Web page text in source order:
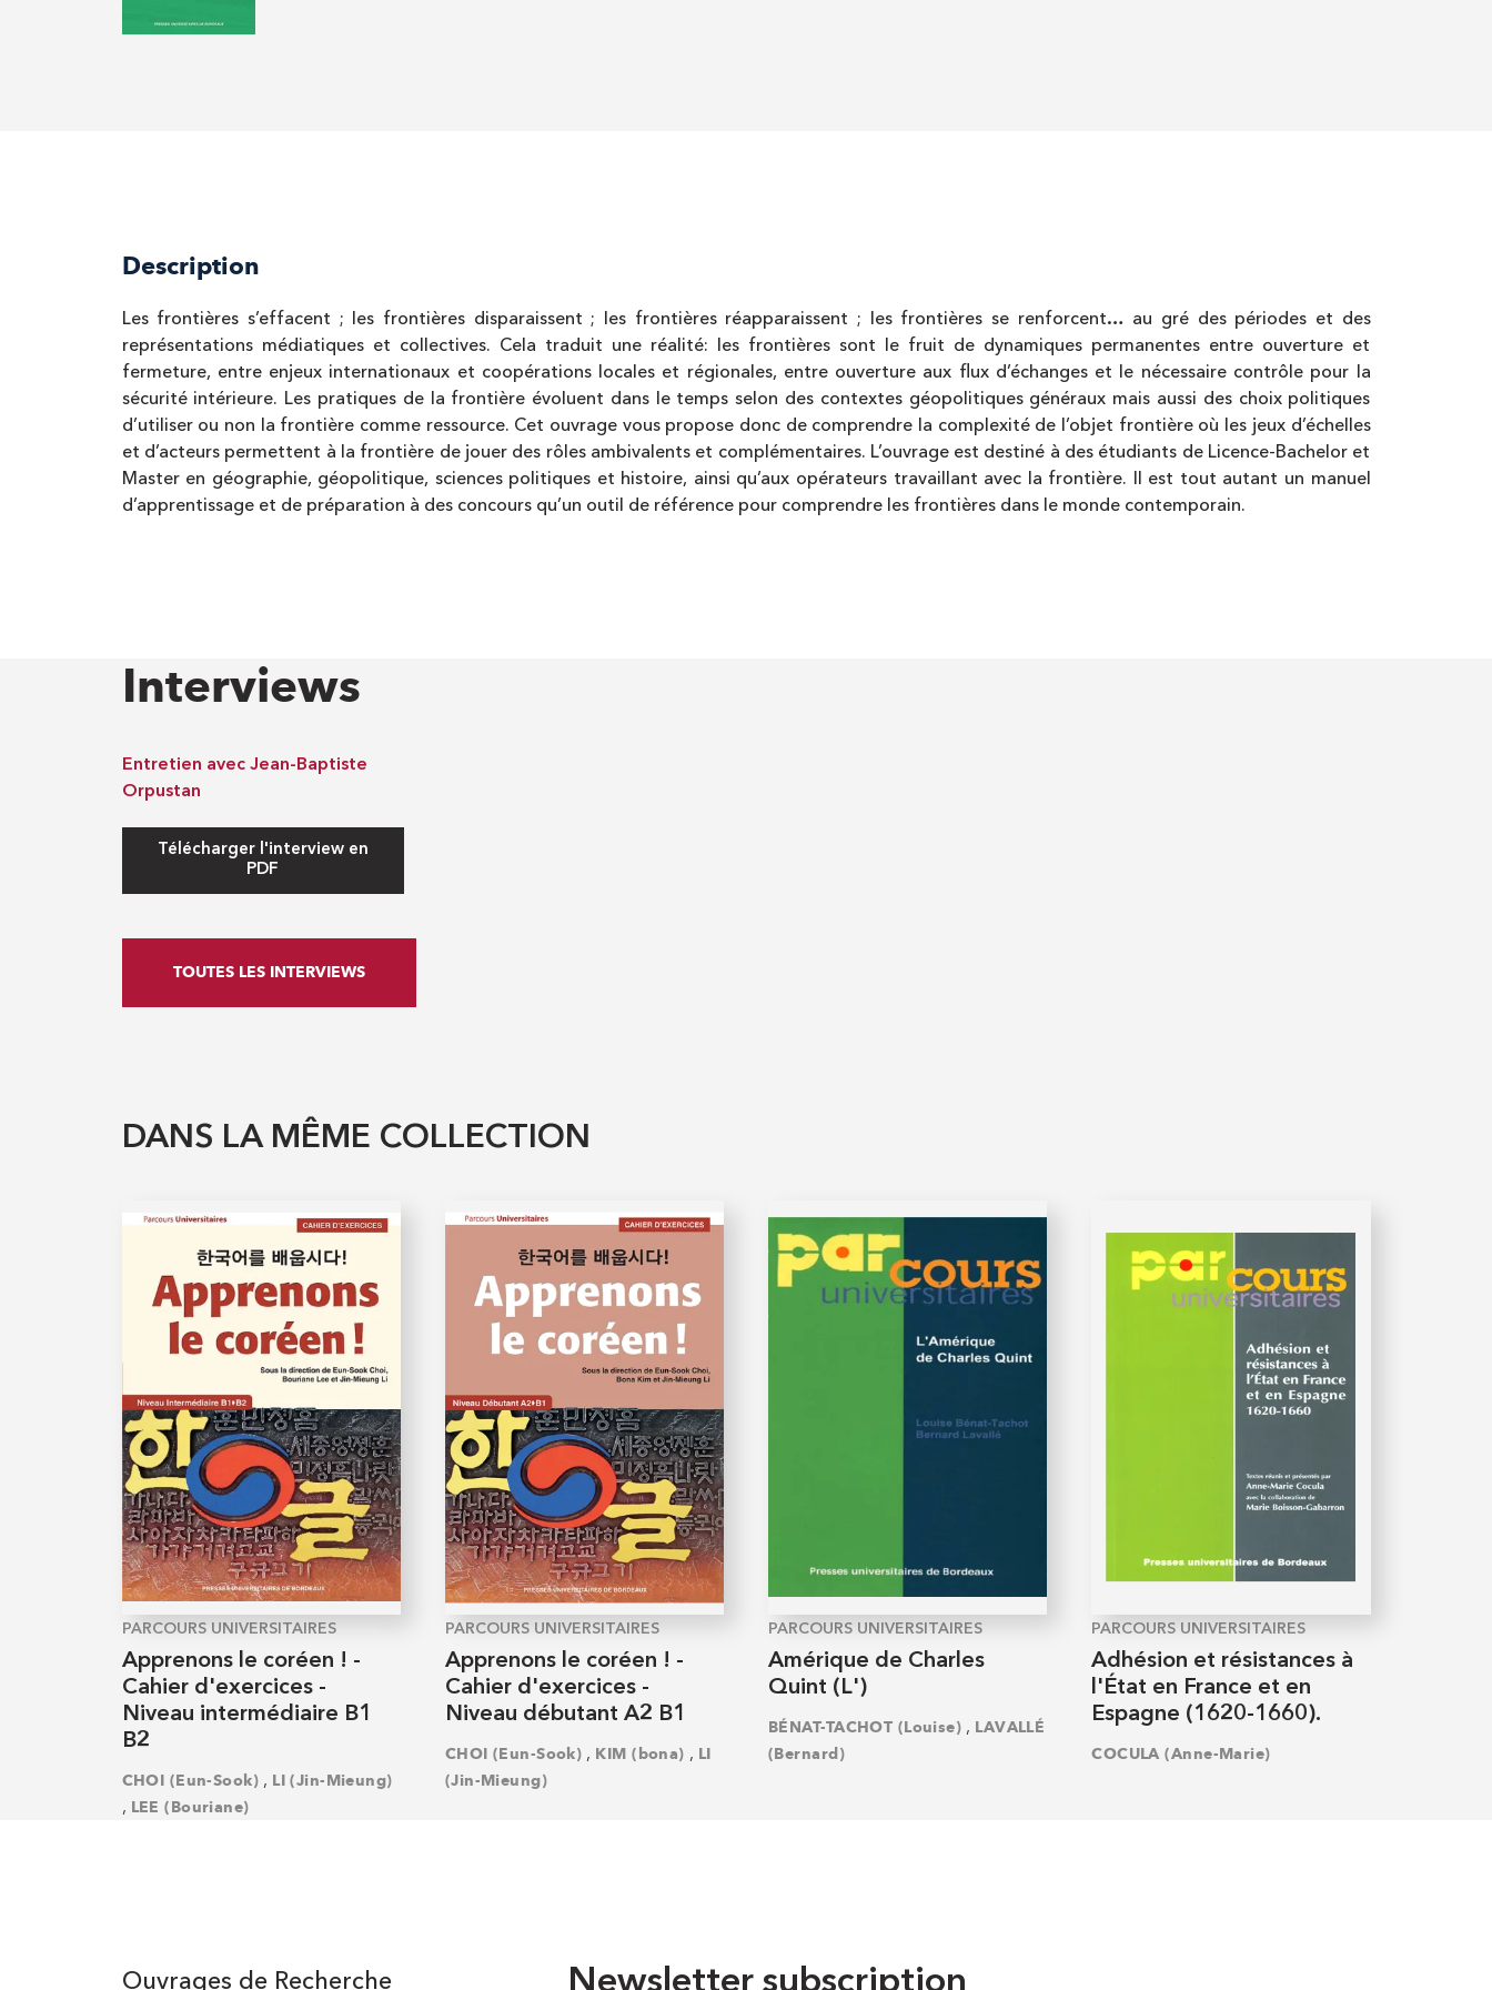
Description
Les frontières s’effacent ; les frontières disparaissent ; les frontières réapparaissent ; les frontières se renforcent… au gré des périodes et des
représentations médiatiques et collectives. Cela traduit une réalité: les frontières sont le fruit de dynamiques permanentes entre ouverture et
fermeture, entre enjeux internationaux et coopérations locales et régionales, entre ouverture aux flux d’échanges et le nécessaire contrôle pour la
sécurité intérieure. Les pratiques de la frontière évoluent dans le temps selon des contextes géopolitiques généraux mais aussi des choix politiques
d’utiliser ou non la frontière comme ressource. Cet ouvrage vous propose donc de comprendre la complexité de l’objet frontière où les jeux d’échelles
et d’acteurs permettent à la frontière de jouer des rôles ambivalents et complémentaires. L’ouvrage est destiné à des étudiants de Licence-Bachelor et
Master en géographie, géopolitique, sciences politiques et histoire, ainsi qu’aux opérateurs travaillant avec la frontière. Il est tout autant un manuel
d’apprentissage et de préparation à des concours qu’un outil de référence pour comprendre les frontières dans le monde contemporain.
Interviews
Entretien avec Jean-Baptiste
Orpustan
Télécharger l'interview en
PDF
TOUTES LES INTERVIEWS
DANS LA MÊME COLLECTION
PARCOURS UNIVERSITAIRES
Apprenons le coréen ! -
Cahier d'exercices -
Niveau intermédiaire B1
B2
CHOI (Eun-Sook) , LI (Jin-Mieung)
, LEE (Bouriane)
PARCOURS UNIVERSITAIRES
Apprenons le coréen ! -
Cahier d'exercices -
Niveau débutant A2 B1
CHOI (Eun-Sook) , KIM (bona) , LI
(Jin-Mieung)
PARCOURS UNIVERSITAIRES
Amérique de Charles
Quint (L')
BÉNAT-TACHOT (Louise) , LAVALLÉ
(Bernard)
PARCOURS UNIVERSITAIRES
Adhésion et résistances à
l'État en France et en
Espagne (1620-1660).
COCULA (Anne-Marie)
Ouvrages de Recherche